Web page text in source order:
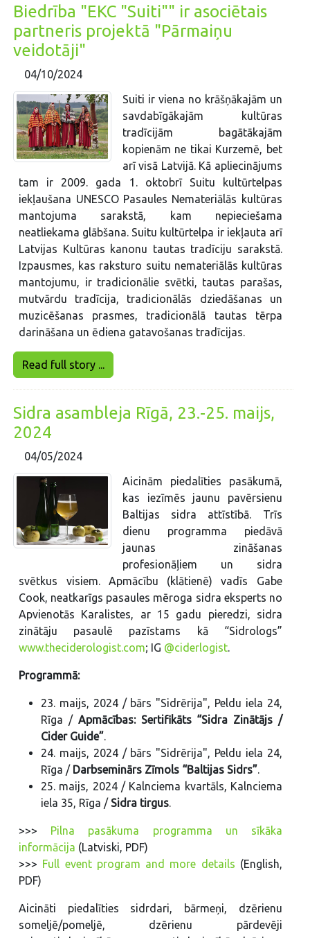
Biedrība "EKC "Suiti"" ir asociētais
partneris projektā "Pārmaiņu
veidotāji"
04/10/2024
Suiti ir viena no krāšņākajām un
savdabīgākajām kultūras
tradīcijām bagātākajām
kopienām ne tikai Kurzemē, bet
arī visā Latvijā. Kā apliecinājums
tam ir 2009. gada 1. oktobrī Suitu kultūrtelpas
iekļaušana UNESCO Pasaules Nemateriālās kultūras
mantojuma sarakstā, kam nepieciešama
neatliekama glābšana. Suitu kultūrtelpa ir iekļauta arī
Latvijas Kultūras kanonu tautas tradīciju sarakstā.
Izpausmes, kas raksturo suitu nemateriālās kultūras
mantojumu, ir tradicionālie svētki, tautas parašas,
mutvārdu tradīcija, tradicionālās dziedāšanas un
muzicēšanas prasmes, tradicionālā tautas tērpa
darināšana un ēdiena gatavošanas tradīcijas.
Read full story ...
Sidra asambleja Rīgā, 23.-25. maijs,
2024
04/05/2024
Aicinām piedalīties pasākumā,
kas iezīmēs jaunu pavērsienu
Baltijas sidra attīstībā. Trīs
dienu programma piedāvā
jaunas zināšanas
profesionāļiem un sidra
svētkus visiem. Apmācību (klātienē) vadīs Gabe
Cook, neatkarīgs pasaules mēroga sidra eksperts no
Apvienotās Karalistes, ar 15 gadu pieredzi, sidra
zinātāju pasaulē pazīstams kā “Sidrologs”
www.theciderologist.com; IG @ciderlogist.
Programmā:
23. maijs, 2024 / bārs "Sidrērija", Peldu iela 24,
Rīga / Apmācības: Sertifikāts “Sidra Zinātājs /
Cider Guide”.
24. maijs, 2024 / bārs "Sidrērija", Peldu iela 24,
Rīga /Darbseminārs Zīmols “Baltijas Sidrs”.
25. maijs, 2024 / Kalnciema kvartāls, Kalnciema
iela 35, Rīga /Sidra tirgus.
>>> Pilna pasākuma programma un sīkāka
informācija (Latviski, PDF)
>>> Full event program and more details (English,
PDF)
Aicināti piedalīties sidrdari, bārmeņi, dzērienu
someljē/pomeljē, dzērienu pārdevēji